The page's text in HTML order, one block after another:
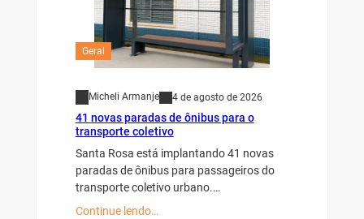
Geral
Micheli Armanje 4 de agosto de 2026
41 novas paradas de ônibus para o
transporte coletivo
Santa Rosa está implantando 41 novas
paradas de ônibus para passageiros do
transporte coletivo urbano.…
Continue lendo…